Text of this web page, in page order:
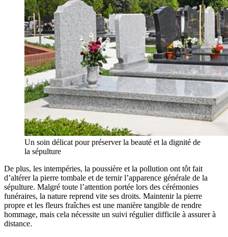
Un soin délicat pour préserver la beauté et la dignité de
la sépulture
De plus, les intempéries, la poussière et la pollution ont tôt fait
d’altérer la pierre tombale et de ternir l’apparence générale de la
sépulture. Malgré toute l’attention portée lors des cérémonies
funéraires, la nature reprend vite ses droits. Maintenir la pierre
propre et les fleurs fraîches est une manière tangible de rendre
hommage, mais cela nécessite un suivi régulier difficile à assurer à
distance.